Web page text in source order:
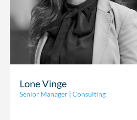
Lone Vinge
Senior Manager | Consulting